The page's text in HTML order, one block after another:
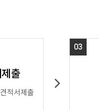
출
적서제출
03